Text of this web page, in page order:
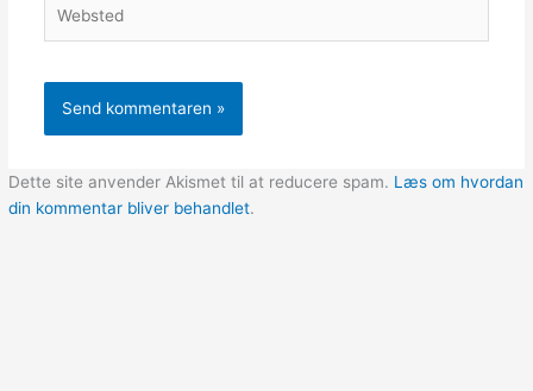
Dette site anvender Akismet til at reducere spam. Læs om hvordan
din kommentar bliver behandlet.